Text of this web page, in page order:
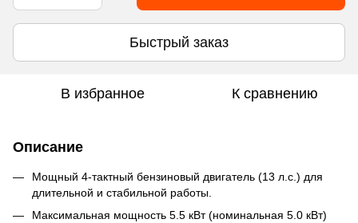
Быстрый заказ
В избранное К сравнению
Описание
Мощный 4-тактный бензиновый двигатель (13 л.с.) для
длительной и стабильной работы.
Максимальная мощность 5.5 кВт (номинальная 5.0 кВт)